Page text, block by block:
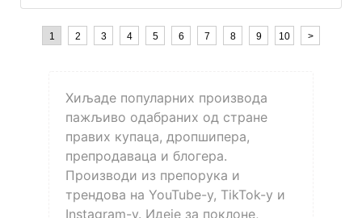
1 2 3 4 5 6 7 8 9 10 >
Хиљаде популарних производа
пажљиво одабраних од стране
правих купаца, дропшипера,
препродаваца и блогера.
Производи из препорука и
трендова на YouTube-у, TikTok-у и
Instagram-у. Идеје за поклоне,